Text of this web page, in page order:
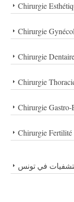
Chirurgie
Chirurgie
Chirurgie
Chirurgie
Chirurgie
Chirurgie
في تونس